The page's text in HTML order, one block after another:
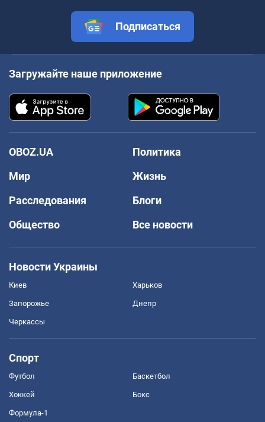
Подписаться
Загружайте наше приложение
OBOZ.UA
Политика
Мир
Жизнь
Расследования
Блоги
Общество
Все новости
Новости Украины
Киев Харьков
Запорожье Днепр
Черкассы
Спорт
Футбол Баскетбол
Хоккей Бокс
Формула-1